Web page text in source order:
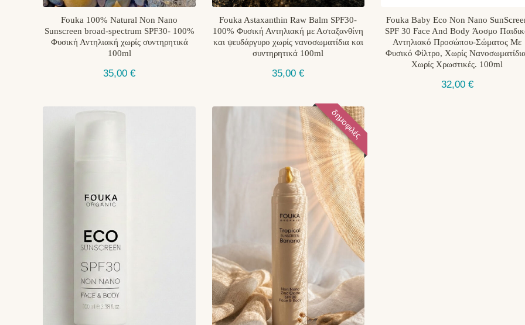
Fouka 100% Natural Non Nano
Sunscreen broad-spectrum SPF30- 100%
Φυσική Αντηλιακή χωρίς συντηρητικά
100ml
35,00€
Fouka Astaxanthin Raw Balm SPF30-
100% Φυσική Αντηλιακή με Ασταξανθίνη
και ψευδάργυρο χωρίς νανοσωματίδια και
συντηρητικά 100ml
35,00€
Fouka Baby Eco Non Nano
SPF 30 Face And Body Άοσμο
Αντηλιακό Προσώπου-Σώματος Με
Φυσικό Φίλτρο, Χωρίς
Χωρίς Χρωστικές. 100ml
32,00 €
δημοφιλές